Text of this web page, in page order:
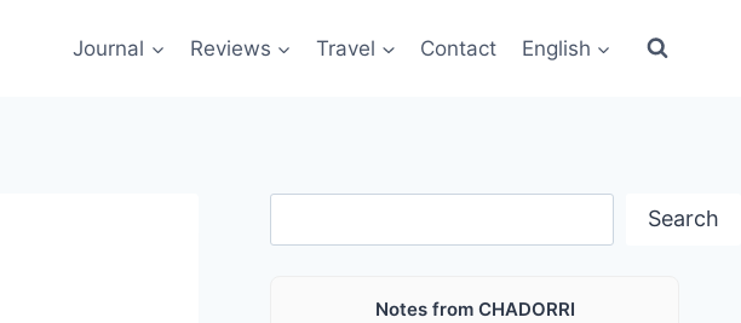
Journal Reviews Travel Contact English
Search
Notes from CHADORRI